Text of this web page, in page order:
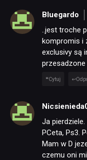
Bluegardo
..jest troche
kompromis i
exclusivy są
przesadzone
Cytuj
Ja
PCeta, Ps3.
Mam w D
czemu oni